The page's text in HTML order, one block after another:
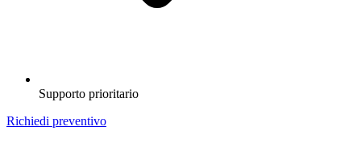
Supporto prioritario
Richiedi preventivo